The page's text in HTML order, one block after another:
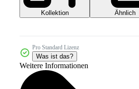
Kollektion Ähnlich
Pro Standard Lizenz
Was ist das?
Weitere Informationen